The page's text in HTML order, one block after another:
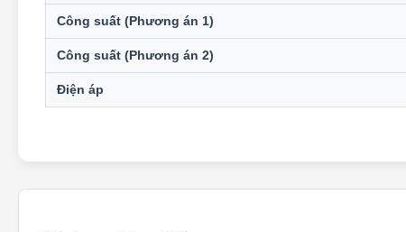
Công suất (Phương án 1)
Công suất (Phương án 2)
Điện áp